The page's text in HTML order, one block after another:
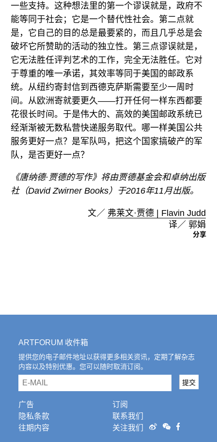
一些支持。这种想法里的第一个谬误就是，政府不
能等同于社会；它是一个替代性社会。第二点就
是，它自己的目的总是最要紧的，而且几乎总是会
破坏它所赞助的活动的独立性。第三点谬误就是，
它无法胜任评判艺术的工作，完全无法胜任。它对
于尊重的唯一承诺，其效率等同于美国的邮政系
统。从纽约寄封信到西德克萨斯需要至少一周时
间。从欧洲寄就要更久——打开任何一样东西都要
花很长时间。于是伟大的、高效的美国邮政系统已
经渐渐被无数私营快递服务取代。哪一样美国公共
服务更好一点？是军队吗，把这个国家搞破产的军
队，是否更好一点？
《唐纳德·贾德的写作》将由贾德基金会和卓纳出版
社（David Zwirner Books）于2016年11月出版。
文／ 弗莱文·贾德 | Flavin Judd
译／ 郭娟
分享
ARTFORUM 收件箱
提供您的电子邮件地址以获得更多相关资讯，定期了解杂志
内容以及特别优惠。您可以随时取消订阅。
email 提交
广告
隐私条款
往期内容
订阅
联系我们
关注我们